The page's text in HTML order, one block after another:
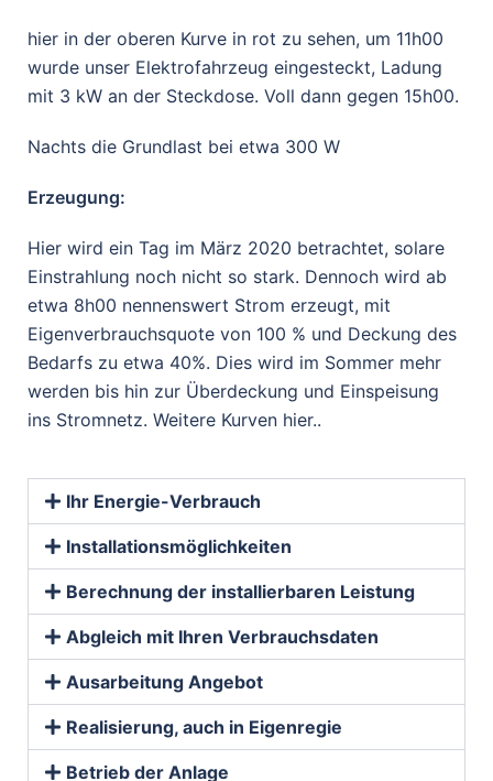
hier in der oberen Kurve in rot zu sehen, um 11h00
wurde unser Elektrofahrzeug eingesteckt, Ladung
mit 3 kW an der Steckdose. Voll dann gegen 15h00.
Nachts die Grundlast bei etwa 300 W
Erzeugung:
Hier wird ein Tag im März 2020 betrachtet, solare
Einstrahlung noch nicht so stark. Dennoch wird ab
etwa 8h00 nennenswert Strom erzeugt, mit
Eigenverbrauchsquote von 100 % und Deckung des
Bedarfs zu etwa 40%. Dies wird im Sommer mehr
werden bis hin zur Überdeckung und Einspeisung
ins Stromnetz. Weitere Kurven hier..
Ihr Energie-Verbrauch
Installationsmöglichkeiten
Berechnung der installierbaren Leistung
Abgleich mit Ihren Verbrauchsdaten
Ausarbeitung Angebot
Realisierung, auch in Eigenregie
Betrieb der Anlage